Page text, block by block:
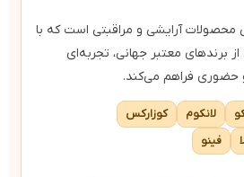
آرایشی و مراقبتی است که با
از برندهای معتبر جهانی، تجربه‌ای
حضوری فراهم می‌کند.
لانکوم
کوزارکس
فینو